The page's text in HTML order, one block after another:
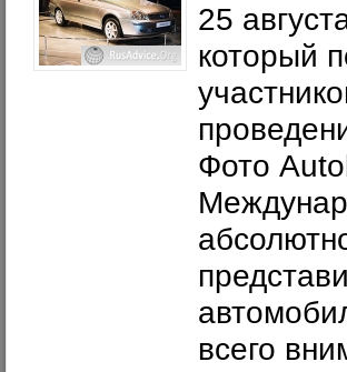
25
который
Фото
всего